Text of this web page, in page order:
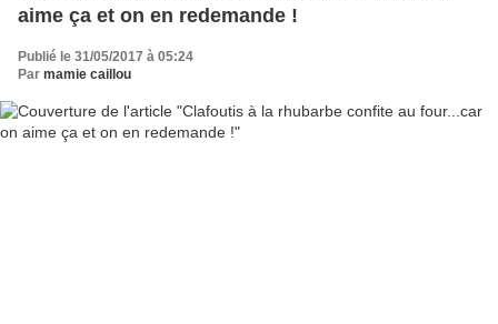
aime ça et on en redemande !
Publié le 31/05/2017 à 05:24
Par mamie caillou